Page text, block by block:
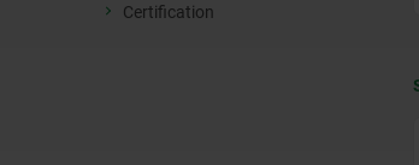
Certification